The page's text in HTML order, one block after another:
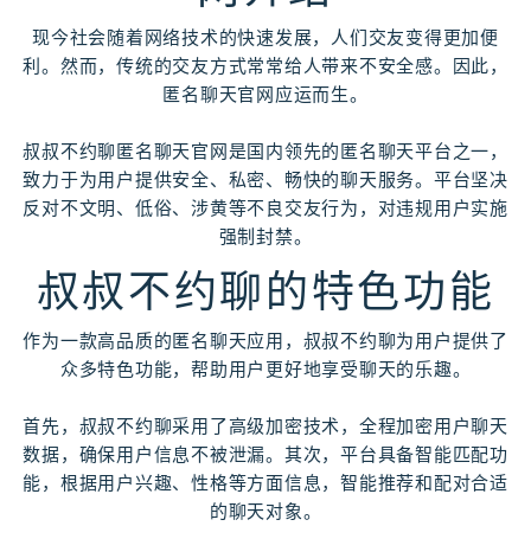
现今社会随着网络技术的快速发展，人们交友变得更加便
利。然而，传统的交友方式常常给人带来不安全感。因此，
匿名聊天官网应运而生。
叔叔不约聊匿名聊天官网是国内领先的匿名聊天平台之一，
致力于为用户提供安全、私密、畅快的聊天服务。平台坚决
反对不文明、低俗、涉黄等不良交友行为，对违规用户实施
强制封禁。
叔叔不约聊的特色功能
作为一款高品质的匿名聊天应用，叔叔不约聊为用户提供了
众多特色功能，帮助用户更好地享受聊天的乐趣。
首先，叔叔不约聊采用了高级加密技术，全程加密用户聊天
数据，确保用户信息不被泄漏。其次，平台具备智能匹配功
能，根据用户兴趣、性格等方面信息，智能推荐和配对合适
的聊天对象。